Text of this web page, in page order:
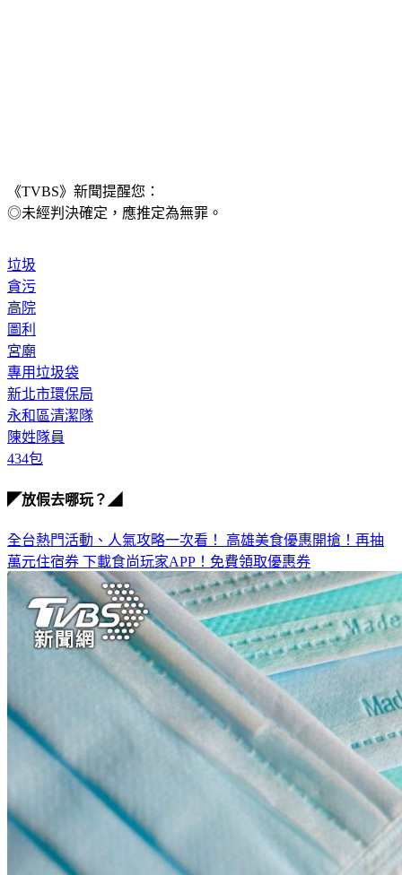
《TVBS》新聞提醒您：
◎未經判決確定，應推定為無罪。
垃圾
貪污
高院
圖利
宮廟
專用垃圾袋
新北市環保局
永和區清潔隊
陳姓隊員
434包
◤放假去哪玩？◢
全台熱門活動、人氣攻略一次看！ 高雄美食優惠開搶！再抽
萬元住宿券 下載食尚玩家APP！免費領取優惠券